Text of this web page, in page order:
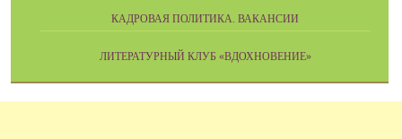
КАДРОВАЯ ПОЛИТИКА. ВАКАНСИИ
ЛИТЕРАТУРНЫЙ КЛУБ «ВДОХНОВЕНИЕ»